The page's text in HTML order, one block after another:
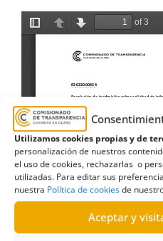
Utilizamos cookies propias y de
personalización de nuestros
el uso de cookies, rechazarlas o
utilizadas. Para editar sus
nuestra Política de cookiesde
Aceptar y